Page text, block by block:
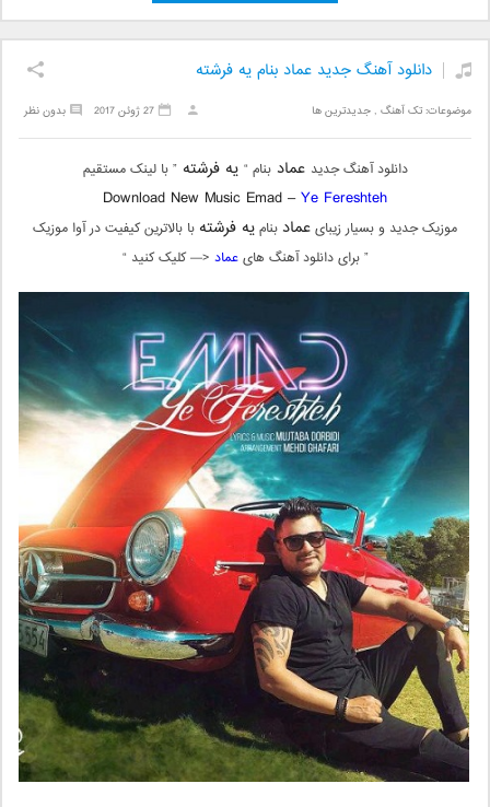
دانلود آهنگ جدید عماد بنام یه فرشته
موضوعات:تک آهنگ ,جدیدترین ها بدون نظر 27 ژوئن 2017
دانلود آهنگ جدید عمادبنام “ یه فرشته” با لینک مستقیم
Download New Music Emad –Ye Fereshteh
موزیک جدید و بسیار زیبایعماد بنامیه فرشته با بالاترین کیفیت در آوا موزیک
” برای دانلود آهنگ هایعماد <— کلیک کنید “